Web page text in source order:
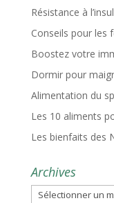
Résistance à
Conseils pour les
Boostez votre
Dormir pour
Alimentation du
Les 10 aliments
Les bienfaits des
Archives
Archives